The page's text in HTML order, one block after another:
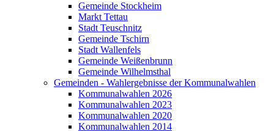
Gemeinde Stockheim
Markt Tettau
Stadt Teuschnitz
Gemeinde Tschirn
Stadt Wallenfels
Gemeinde Weißenbrunn
Gemeinde Wilhelmsthal
Gemeinden - Wahlergebnisse der Kommunalwahlen
Kommunalwahlen 2026
Kommunalwahlen 2023
Kommunalwahlen 2020
Kommunalwahlen 2014